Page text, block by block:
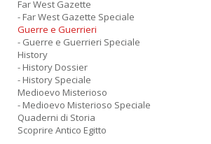
Far West Gazette
- Far West Gazette Speciale
Guerre e Guerrieri
- Guerre e Guerrieri Speciale
History
- History Dossier
- History Speciale
Medioevo Misterioso
- Medioevo Misterioso Speciale
Quaderni di Storia
Scoprire Antico Egitto